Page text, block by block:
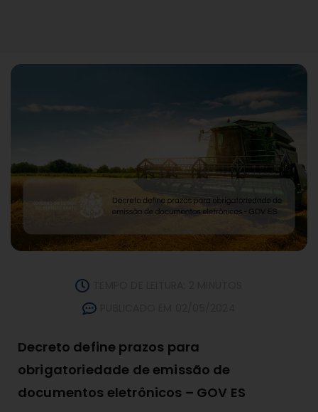
Decreto define prazos para
obrigatoriedade de emissão de
documentos eletrônicos – GOV ES